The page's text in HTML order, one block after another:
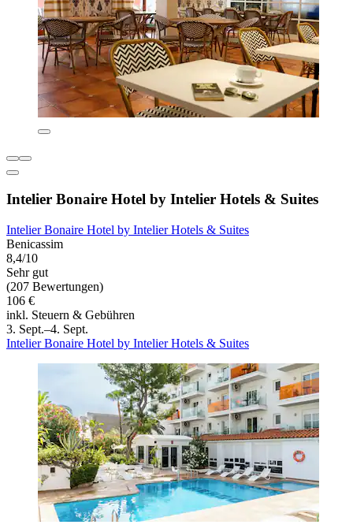
Intelier Bonaire Hotel by Intelier Hotels & Suites
Intelier Bonaire Hotel by Intelier Hotels & Suites
Benicassim
8,4/10
Sehr gut
(207 Bewertungen)
106 €
inkl. Steuern & Gebühren
3. Sept.–4. Sept.
Intelier Bonaire Hotel by Intelier Hotels & Suites